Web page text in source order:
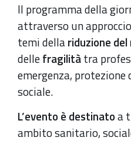
Il programma della
attraverso un
temi dellariduzione
dellefragilitàtra
emergenza,
sociale.
L’evento è destinatoa
ambito sanitario,